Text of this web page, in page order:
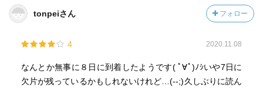
tonpeiさん フォロー
4 2020.11.08
なんとか無事に８日に到着したようです( ﾟ∀ﾟ)ﾉｼいや7日に
欠片が残っているかもしれないけれど…(--;)久しぶりに読ん